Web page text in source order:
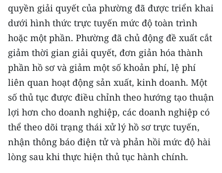
quyền giải quyết của phường đã được triển khai
dưới hình thức trực tuyến mức độ toàn trình
hoặc một phần. Phường đã chủ động đề xuất cắt
giảm thời gian giải quyết, đơn giản hóa thành
phần hồ sơ và giảm một số khoản phí, lệ phí
liên quan hoạt động sản xuất, kinh doanh. Một
số thủ tục được điều chỉnh theo hướng tạo thuận
lợi hơn cho doanh nghiệp, các doanh nghiệp có
thể theo dõi trạng thái xử lý hồ sơ trực tuyến,
nhận thông báo điện tử và phản hồi mức độ hài
lòng sau khi thực hiện thủ tục hành chính.